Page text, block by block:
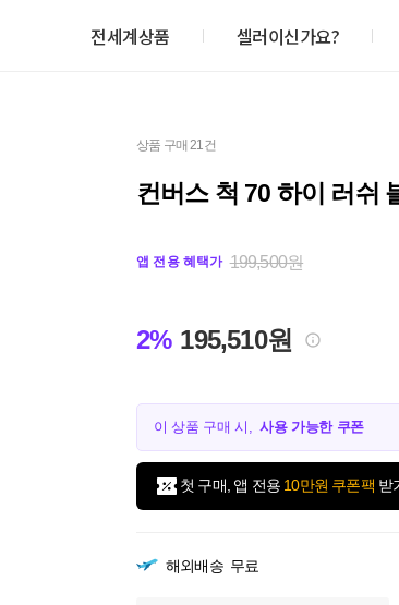
전세계상품 셀러이신가요?
상품 구매 21건
컨버스 척 70 하이 러쉬
앱 전용 혜택가 199,500원
2% 195,510원
이 상품 구매 시,사용 가능한 쿠폰
첫 구매, 앱 전용 10만원 쿠폰팩 받
해외배송 무료